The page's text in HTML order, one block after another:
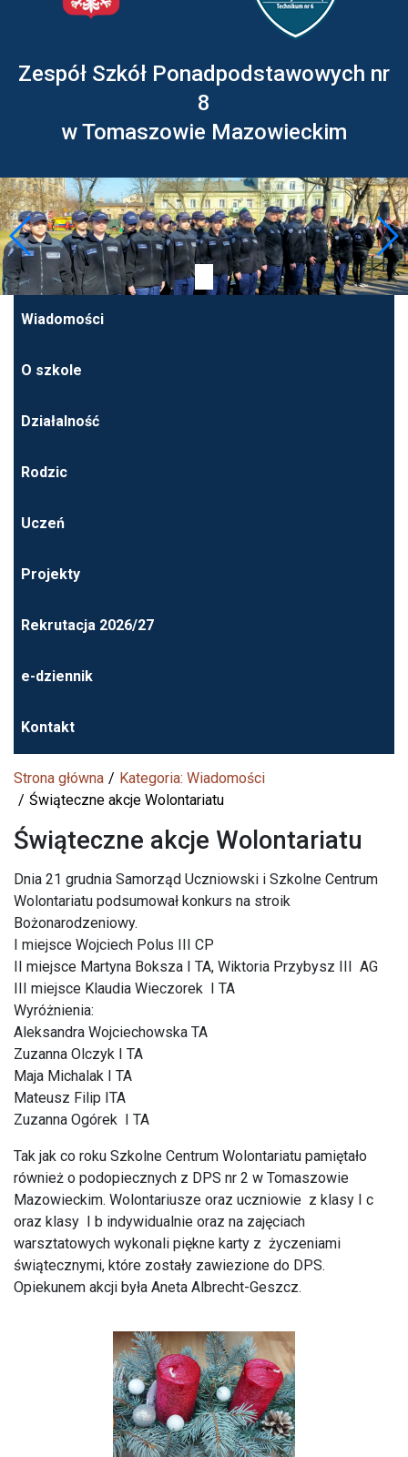
Zespół Szkół Ponadpodstawowych nr
8
w Tomaszowie Mazowieckim
Wiadomości
O szkole
Działalność
Rodzic
Uczeń
Projekty
Rekrutacja 2026/27
e-dziennik
Kontakt
Strona główna
Kategoria: Wiadomości
Świąteczne akcje Wolontariatu
Świąteczne akcje Wolontariatu
Dnia 21 grudnia Samorząd Uczniowski i Szkolne Centrum
Wolontariatu podsumował konkurs na stroik
Bożonarodzeniowy.
I miejsce Wojciech Polus III CP
II miejsce Martyna Boksza I TA, Wiktoria Przybysz III AG
III miejsce Klaudia Wieczorek I TA
Wyróżnienia:
Aleksandra Wojciechowska TA
Zuzanna Olczyk I TA
Maja Michalak I TA
Mateusz Filip ITA
Zuzanna Ogórek I TA
Tak jak co roku Szkolne Centrum Wolontariatu pamiętało
również o podopiecznych z DPS nr 2 w Tomaszowie
Mazowieckim. Wolontariusze oraz uczniowie z klasy I c
oraz klasy I b indywidualnie oraz na zajęciach
warsztatowych wykonali piękne karty z życzeniami
świątecznymi, które zostały zawiezione do DPS.
Opiekunem akcji była Aneta Albrecht-Geszcz.